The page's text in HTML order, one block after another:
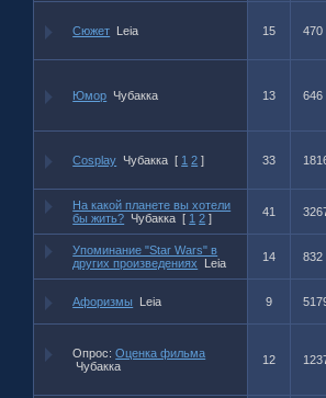
Сюжет Leia 15 470
Юмор Чубакка 13 646
Cosplay Чубакка [ 1 2 ] 33
На какой планете вы хотели
бы жить? Чубакка [ 1 2 ] 41
Упоминание "Star Wars" в
других произведениях
Leia 14 832
Афоризмы Leia 9
Опрос: Оценка фильма
Чубакка
12